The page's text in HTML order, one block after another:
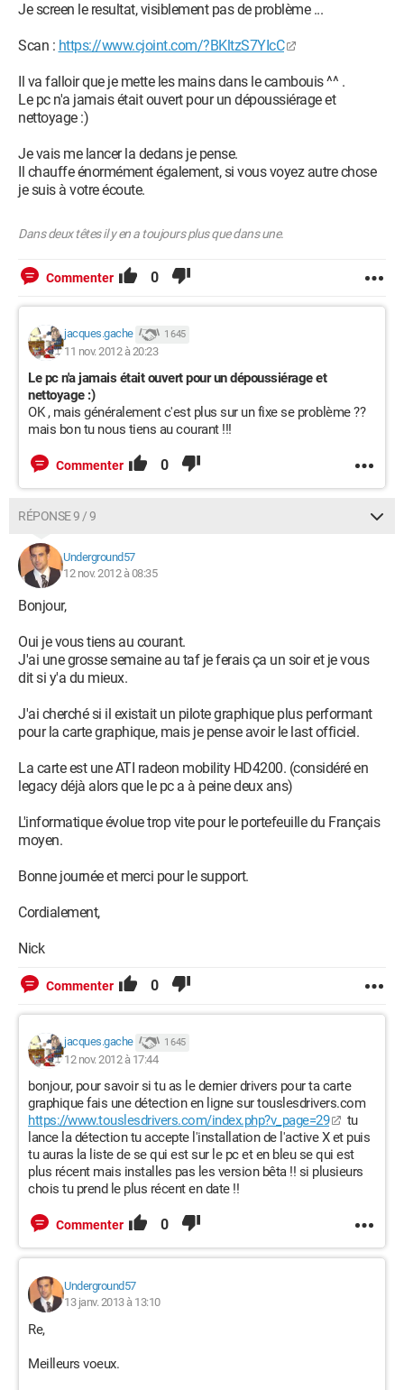
Je screen le resultat, visiblement pas de problème ...
Scan : https://www.cjoint.com/?BKltzS7YIcC
Il va falloir que je mette les mains dans le cambouis ^^ .
Le pc n'a jamais était ouvert pour un dépoussiérage et
nettoyage :)
Je vais me lancer la dedans je pense.
Il chauffe énormément également, si vous voyez autre chose
je suis à votre écoute.
Dans deux têtes il y en a toujours plus que dans une.
Commenter 0
jacques.gache 1 645
11 nov. 2012 à 20:23
Le pc n'a jamais était ouvert pour un dépoussiérage et
nettoyage :)
OK , mais généralement c'est plus sur un fixe se problème ??
mais bon tu nous tiens au courant !!!
Commenter 0
RÉPONSE 9 / 9
Underground57
12 nov. 2012 à 08:35
Bonjour,
Oui je vous tiens au courant.
J'ai une grosse semaine au taf je ferais ça un soir et je vous
dit si y'a du mieux.
J'ai cherché si il existait un pilote graphique plus performant
pour la carte graphique, mais je pense avoir le last officiel.
La carte est une ATI radeon mobility HD4200. (considéré en
legacy déjà alors que le pc a à peine deux ans)
L'informatique évolue trop vite pour le portefeuille du Français
moyen.
Bonne journée et merci pour le support.
Cordialement,
Nick
Commenter 0
jacques.gache 1 645
12 nov. 2012 à 17:44
bonjour, pour savoir si tu as le dernier drivers pour ta carte
graphique fais une détection en ligne sur touslesdrivers.com
https://www.touslesdrivers.com/index.php?v_page=29
tu
lance la détection tu accepte l'installation de l'active X et puis
tu auras la liste de se qui est sur le pc et en bleu se qui est
plus récent mais installes pas les version bêta !! si plusieurs
chois tu prend le plus récent en date !!
Commenter 0
Underground57
13 janv. 2013 à 13:10
Re,
Meilleurs voeux.